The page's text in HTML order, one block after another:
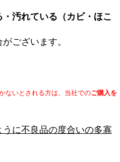
汚れている（カビ・ほこ
ございます。
ないとされる方は、当社でのご購入を
に不良品の度合いの多寡